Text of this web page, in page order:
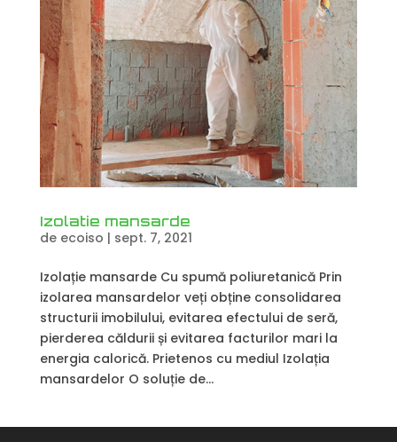
Izolatie mansarde
de ecoiso | sept. 7, 2021
Izolație mansarde Cu spumă poliuretanică Prin
izolarea mansardelor veți obține consolidarea
structurii imobilului, evitarea efectului de seră,
pierderea căldurii și evitarea facturilor mari la
energia calorică. Prietenos cu mediul Izolația
mansardelor O soluție de...